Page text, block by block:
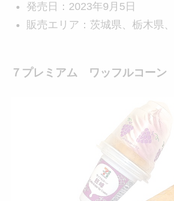
発売日：2023年9月5日
販売エリア：茨城県、栃木県
７プレミアム ワッフルコー